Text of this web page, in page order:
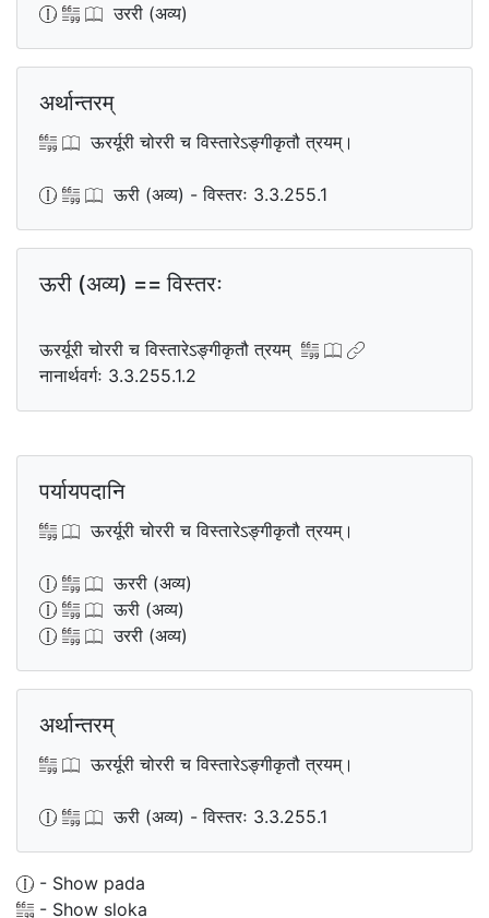
उररी (अव्य)
अर्थान्तरम्
ऊरर्यूरी चोररी च विस्तारेऽङ्गीकृतौ त्रयम्।
ऊरी (अव्य) - विस्तरः 3.3.255.1
ऊरी (अव्य) == विस्तरः
ऊरर्यूरी चोररी च विस्तारेऽङ्गीकृतौ त्रयम्
नानार्थवर्गः 3.3.255.1.2
पर्यायपदानि
ऊरर्यूरी चोररी च विस्तारेऽङ्गीकृतौ त्रयम्।
ऊररी (अव्य)
ऊरी (अव्य)
उररी (अव्य)
अर्थान्तरम्
ऊरर्यूरी चोररी च विस्तारेऽङ्गीकृतौ त्रयम्।
ऊरी (अव्य) - विस्तरः 3.3.255.1
- Show pada
- Show sloka